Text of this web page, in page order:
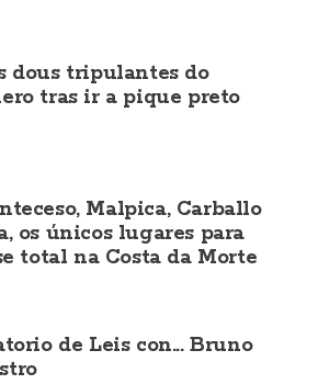
dous tripulantes do
tras ir a pique preto
Malpica, Carballo
os únicos lugares para
total na Costa da Morte
de Leis con... Bruno